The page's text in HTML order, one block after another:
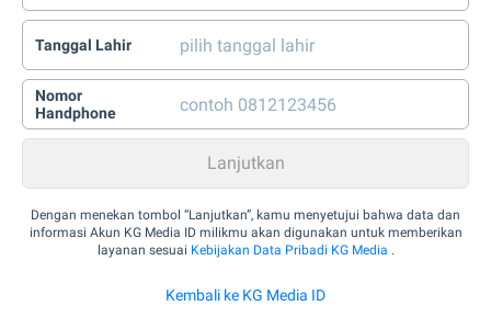
Tanggal Lahir
Nomor
Handphone
Dengan menekan tombol “Lanjutkan”, kamu menyetujui bahwa data dan
informasi Akun KG Media ID milikmu akan digunakan untuk memberikan
layanan sesuai Kebijakan Data Pribadi KG Media .
Kembali ke KG Media ID